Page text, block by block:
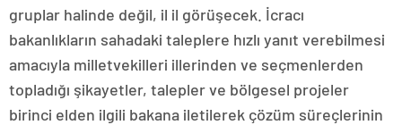
gruplar halinde değil, il il görüşecek. İcracı
bakanlıkların sahadaki taleplere hızlı yanıt verebilmesi
amacıyla milletvekilleri illerinden ve seçmenlerden
topladığı şikayetler, talepler ve bölgesel projeler
birinci elden ilgili bakana iletilerek çözüm süreçlerinin